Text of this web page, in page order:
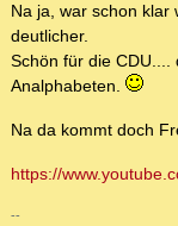
Na ja, war schon klar
deutlicher.
Schön für die
Analphabeten.
Na da kommt doch
https://
--